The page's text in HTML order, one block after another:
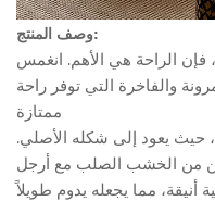
وصف المنتج:
فإن الراحة هي الأهم. انغمس
والفاخرة التي توفر راحة
ممتازة
حيث يعود إلى شكله الأصلي.
من الخشب الصلب مع أرجل